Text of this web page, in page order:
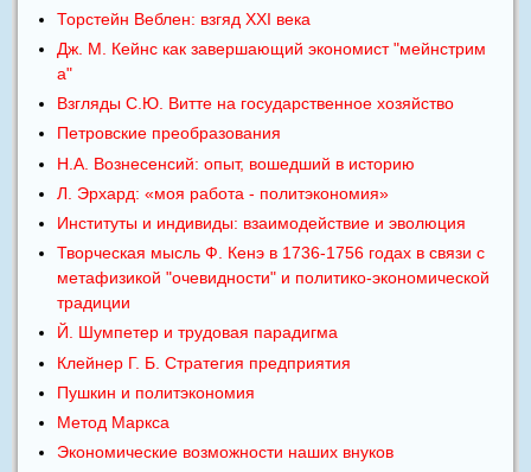
Торстейн Веблен: взгяд XXI века
Дж. М. Кейнс как завершающий экономист "мейнстрим
а"
Взгляды С.Ю. Витте на государственное хозяйство
Петровские преобразования
Н.А. Вознесенсий: опыт, вошедший в историю
Л. Эрхард: «моя работа - политэкономия»
Институты и индивиды: взаимодействие и эволюция
Творческая мысль Ф. Кенэ в 1736-1756 годах в связи с
метафизикой "очевидности" и политико-экономической
традиции
Й. Шумпетер и трудовая парадигма
Клейнер Г. Б. Стратегия предприятия
Пушкин и политэкономия
Метод Маркса
Экономические возможности наших внуков